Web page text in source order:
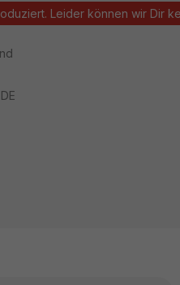
Leider können wir Dir